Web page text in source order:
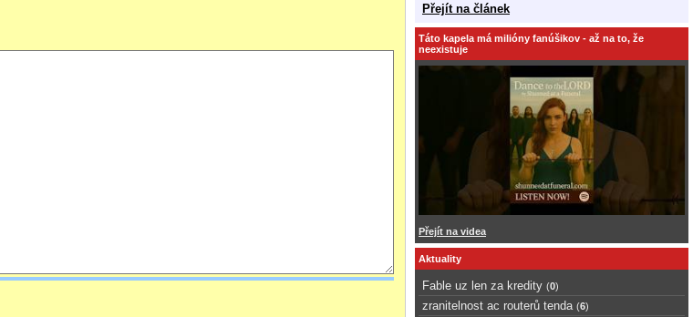
Přejít na článek
Táto kapela má milióny fanúšikov - až na to, že
neexistuje
Přejít na videa
Aktuality
Fable uz len za kredity (0)
zranitelnost ac routerů tenda (6)